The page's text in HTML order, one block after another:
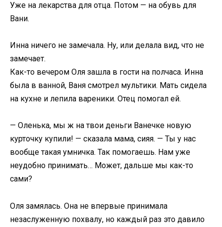
Уже на лекарства для отца. Потом — на обувь для
Вани.
Инна ничего не замечала. Ну, или делала вид, что не
замечает.
Как-то вечером Оля зашла в гости на полчаса. Инна
была в ванной, Ваня смотрел мультики. Мать сидела
на кухне и лепила вареники. Отец помогал ей.
— Оленька, мы ж на твои деньги Ванечке новую
курточку купили! — сказала мама, сияя. — Ты у нас
вообще такая умничка. Так помогаешь. Нам уже
неудобно принимать… Может, дальше мы как-то
сами?
Оля замялась. Она не впервые принимала
незаслуженную похвалу, но каждый раз это давило